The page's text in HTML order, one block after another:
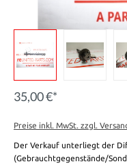
35,00 €*
Preise inkl. MwSt. zzgl.
Der Verkauf unterliegt der
(Gebrauchtgegenstände/